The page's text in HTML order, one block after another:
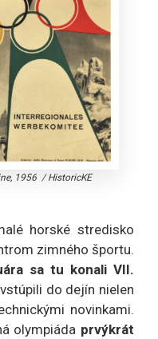
1956 /HistoricKE
horské stredisko
zimného športu.
sa tu konali VII.
do dejín nielen
novinkami.
olympiáda prvýkrát